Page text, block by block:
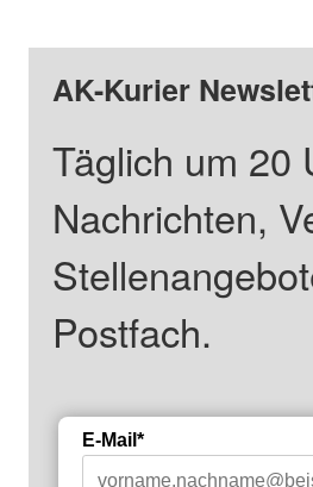
AK-Kurier
Täglich um 20
Nachrichten,
Postfach.
E-Mail*